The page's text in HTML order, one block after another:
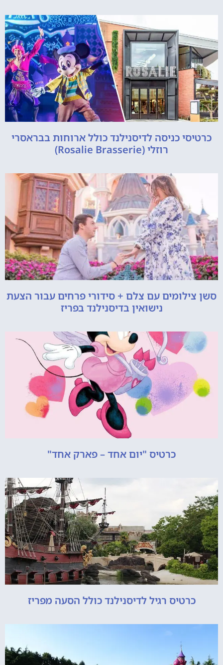
כרטיסי כניסה לדיסנילנד כולל ארוחות בבראסרי
רוזלי (Rosalie Brasserie)
סשן צילומים עם צלם + סידורי פרחים עבור הצעת
נישואין בדיסנילנד בפריז
כרטיס "יום אחד – פארק אחד"
כרטיס רגיל לדיסנילנד כולל הסעה מפריז